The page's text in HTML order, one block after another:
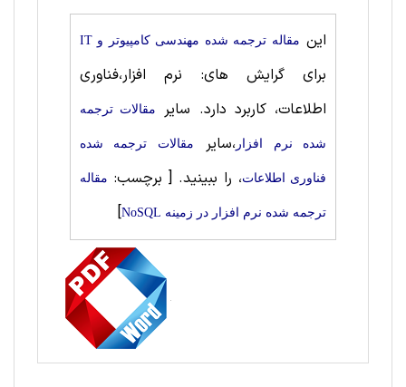
این مقاله ترجمه شده مهندسی کامپیوتر و IT
برای گرایش های: نرم افزار،فناوری
اطلاعات، کاربرد دارد. سایر
مقالات ترجمه
شده نرم افزار ،سایر مقالات ترجمه شده
فناوری اطلاعات، را ببینید. [ برچسب: مقاله
ترجمه شده نرم افزار در زمینه NoSQL ]